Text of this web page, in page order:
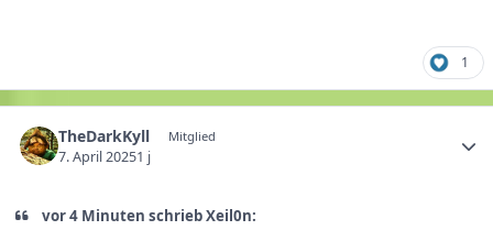
1
TheDarkKyll Mitglied
7. April 20251 j
vor 4 Minuten schrieb Xeil0n: